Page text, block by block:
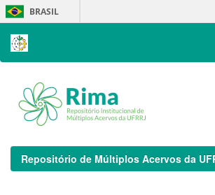
Skip
navigation
BRASIL
Repositório de Múltiplos Acervos da